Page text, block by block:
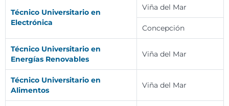
Técnico Universitario en
Electrónica
Viña del Mar
Concepción
Técnico Universitario en
Energías Renovables
Viña del Mar
Técnico Universitario en
Alimentos
Viña del Mar